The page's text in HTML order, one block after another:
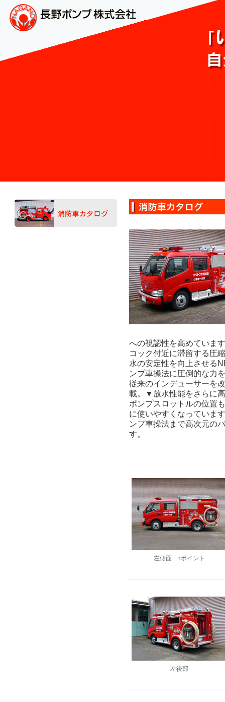
への視認性を高めていま
コック付近に滞留する圧
水の安定性を向上させる
ンプ車操法に圧倒的な力
従来のインデューサーを
載。▼放水性能をさらに
ポンプスロットルの位置
に使いやすくなっていま
ンプ車操法まで高次元の
す。
左側面 ↑ポイント
左後部